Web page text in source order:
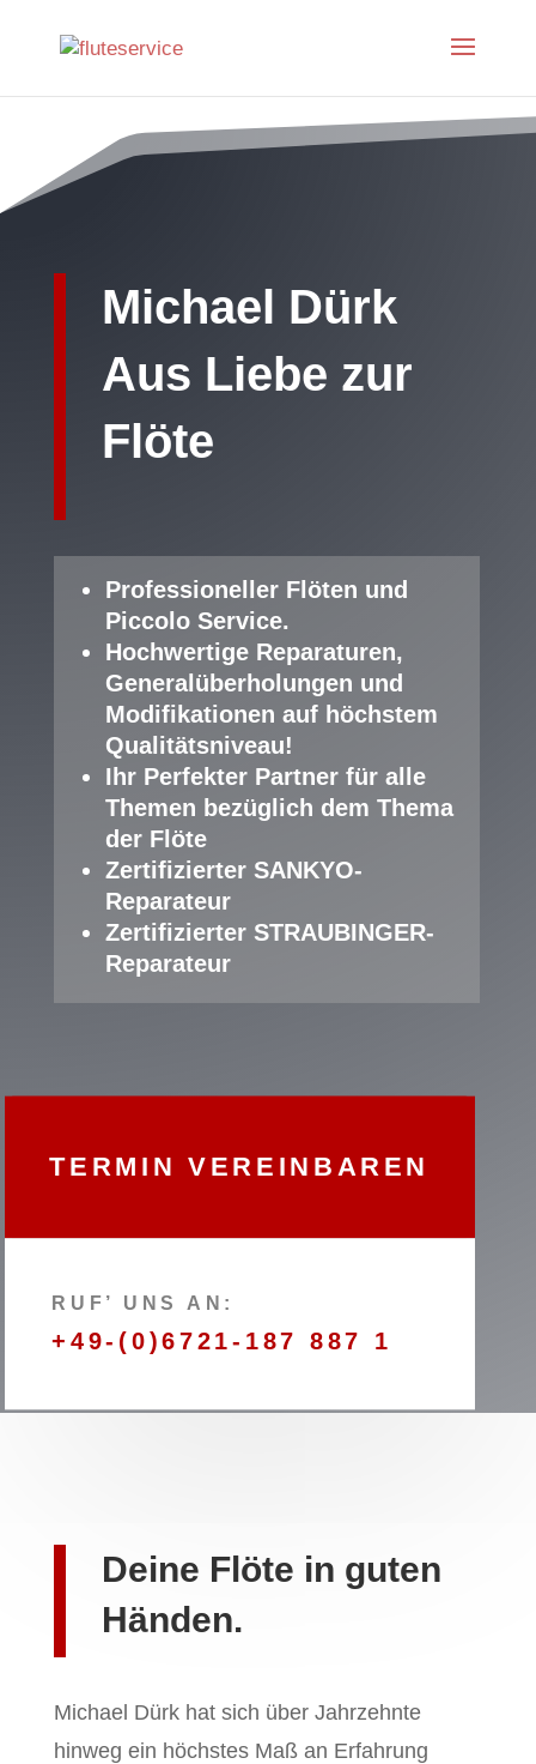
Michael Dürk
Aus Liebe zur
Flöte
Professioneller Fl öten und
Piccolo Service.
Hochwertige Reparaturen,
Generalüberholungen und
Modifikationen auf höchstem
Qualitätsniveau!
Ihr Perfekter Partner für alle
Themen bezüglich dem Thema
der Flöte
Zertifizierter SANKYO-
Reparateur
Zertifizierter STRAUBINGER-
Reparateur
TERMIN VEREINBAREN
RUF’ UNS AN:
+49-(0)6721-187 887 1
Deine Flöte in guten
Händen.
Michael Dürk hat sich über Jahrzehnte
hinweg ein höchstes Maß an Erfahrung